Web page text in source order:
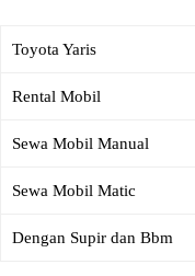
Toyota Yaris
Rental Mobil
Sewa Mobil Manual
Sewa Mobil Matic
Dengan Supir dan Bbm